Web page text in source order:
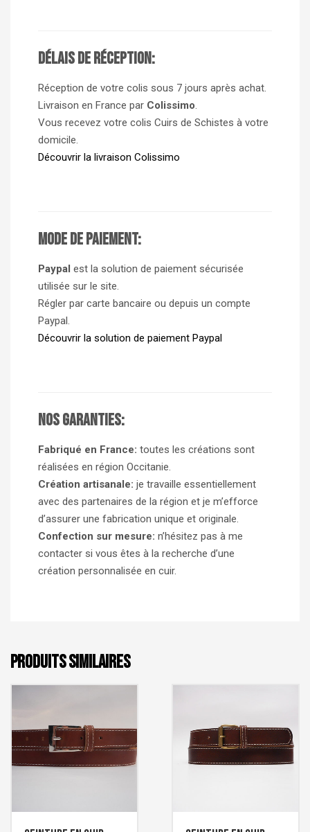
Délais de réception:
Réception de votre colis sous 7 jours après achat.
Livraison en France par Colissimo.
Vous recevez votre colis Cuirs de Schistes à votre
domicile.
Découvrir la livraison Colissimo
Mode de paiement:
Paypal est la solution de paiement sécurisée
utilisée sur le site.
Régler par carte bancaire ou depuis un compte
Paypal.
Découvrir la solution de paiement Paypal
Nos garanties:
Fabriqué en France: toutes les créations sont
réalisées en région Occitanie.
Création artisanale: je travaille essentiellement
avec des partenaires de la région et je m’efforce
d’assurer une fabrication unique et originale.
Confection sur mesure: n’hésitez pas à me
contacter si vous êtes à la recherche d’une
création personnalisée en cuir.
PRODUITS SIMILAIRES